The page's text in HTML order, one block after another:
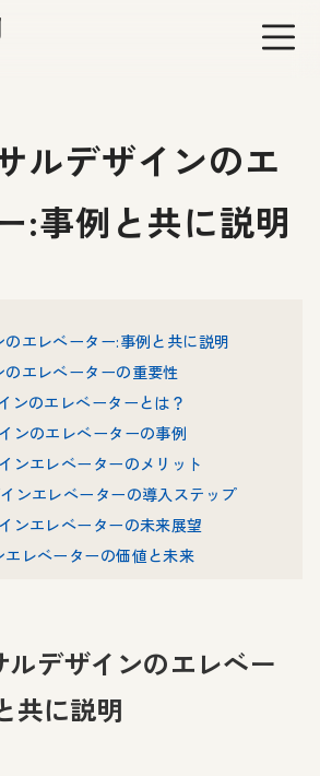
ルデザインのエ
:事例と共に説明
エレベーター:事例と共に説明
エレベーターの重要性
ンのエレベーターとは？
ンのエレベーターの事例
ンエレベーターのメリット
ンエレベーターの導入ステップ
ンエレベーターの未来展望
レベーターの価値と未来
デザインのエレベー
共に説明